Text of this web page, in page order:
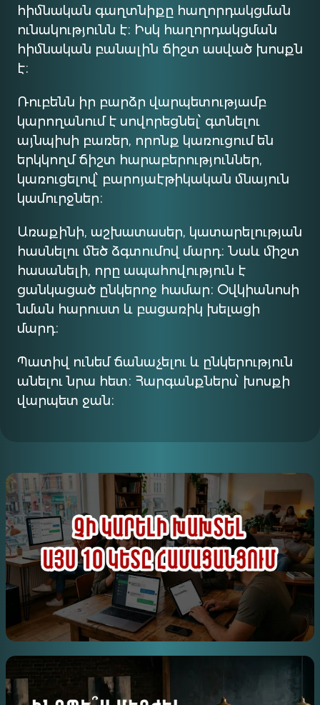
հիմնական գաղտնիքը հաղորդակցման
ունակությունն է։ Իսկ հաղորդակցման
հիմնական բանալին ճիշտ ասված խոսքն
է։
Ռուբենն իր բարձր վարպետությամբ
կարողանում է սովորեցնել՝ գտնելու
այնպիսի բառեր, որոնք կառուցում են
երկկողմ ճիշտ հարաբերություններ,
կառուցելով՝ բարոյաէթիկական մնայուն
կամուրջներ։
Առաքինի, աշխատասեր, կատարելության
հասնելու մեծ ձգտումով մարդ։ Նաև միշտ
հասանելի, որը ապահովություն է
ցանկացած ընկերոջ համար։ Օվկիանոսի
նման հարուստ և բացառիկ խելացի
մարդ։
Պատիվ ունեմ ճանաչելու և ընկերություն
անելու նրա հետ։ Հարգանքներս՝ խոսքի
վարպետ ջան։
ԻՆՉՊԵՍ ՃԻՇՏ ՇՓՎԵԼ ՍՈՑՀԱՐԹԱԿՈՒՄ